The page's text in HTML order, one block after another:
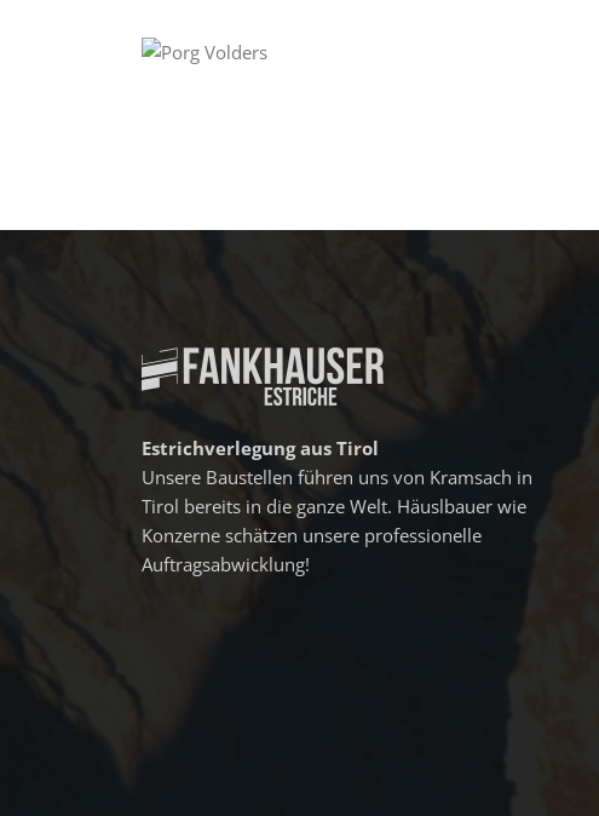
Estrichverlegung aus Tirol
Unsere Baustellen führen uns von Kramsach in
Tirol bereits in die ganze Welt. Häuslbauer wie
Konzerne schätzen unsere professionelle
Auftragsabwicklung!